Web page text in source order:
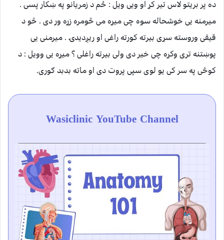
ده پر بریتو لاس تير کړ او ويی ویل : ځم د زمریانو په ښکار پسی .
میرمنه يی خوشحاله سوه چی میړه می څومره زړه ور دی . څو د
قیقی وروسته سړی بیرته کورته راغی او ریږدیدۍ . میرمنی يی
پوښتنه تری وکړه چی خیر دی ولی بیرته راغلی ؟ میړه يی وویل : د
کوڅی په سر کی يو لوی سپی پروت دی او ماته بدبد ګوری.
Wasiclinic YouTube Channel